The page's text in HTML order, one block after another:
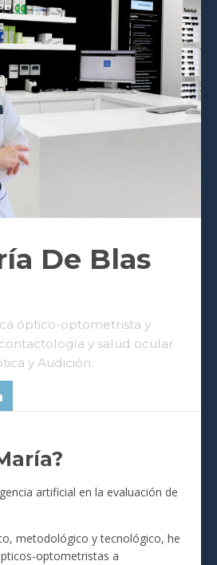
De Blas
óptico-optometrista y
y salud ocular
y Audición.
artificial en la evaluación de
metodológico y tecnológico, he
optometristas a